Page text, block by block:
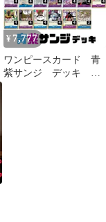
¥ 7,777
ワンピースカード 青
紫サンジ デッキ 構